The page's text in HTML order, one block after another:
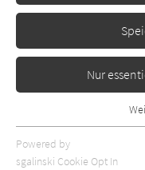
Nur
Essentielle Cookies
Webseite benötigt.
Powered by
sgalinski Cookie Opt In